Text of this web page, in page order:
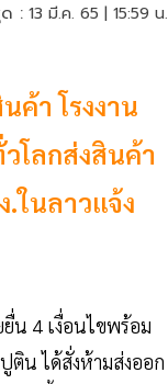
: 13 มี.ค. 65 | 15:59 น.
ค้า โรงงาน
โลกส่งสินค้า
ในลาวแจ้ง
ยื่น 4 เงื่อนไขพร้อม
ติน ได้สั่งห้ามส่งออก